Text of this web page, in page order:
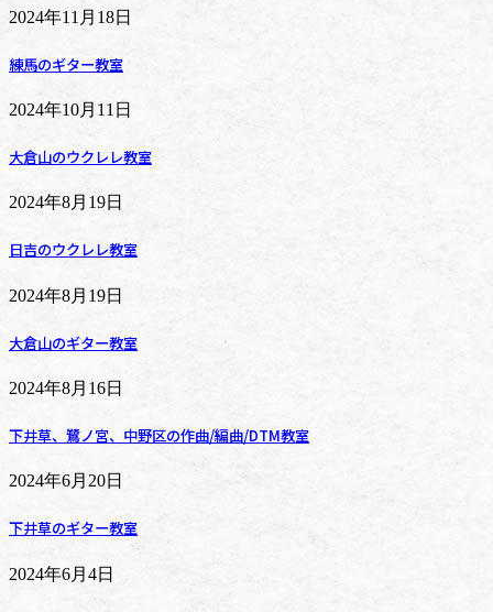
2024年11月18日
練馬のギター教室
2024年10月11日
大倉山のウクレレ教室
2024年8月19日
日吉のウクレレ教室
2024年8月19日
大倉山のギター教室
2024年8月16日
下井草、鷺ノ宮、中野区の作曲/編曲/DTM教室
2024年6月20日
下井草のギター教室
2024年6月4日